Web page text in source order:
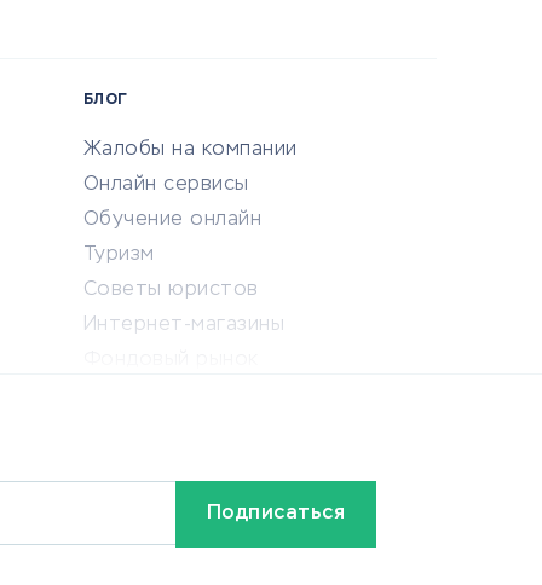
БЛОГ
Жалобы на компании
Онлайн сервисы
Обучение онлайн
Туризм
Советы юристов
Интернет-магазины
Бонусы и акции